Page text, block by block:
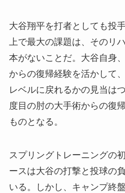
大谷翔平を打者としても投
上で最大の課題は、そのリ
本がないことだ。大谷自身
からの復帰経験を活かして
レベルに戻れるかの見当は
度目の肘の大手術からの復
ものとなる。
スプリングトレーニングの
ースは大谷の打撃と投球の
いる。しかし、キャンプ終